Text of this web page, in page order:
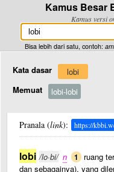
Kamus Besar
Kamus versi
Bisa lebih dari satu, contoh:
Kata dasar
lobi
Memuat
lobi-lobi
Pranala (link): https://
lobi /lo·bi/ n 1
ruang
dan sebagainya), yang